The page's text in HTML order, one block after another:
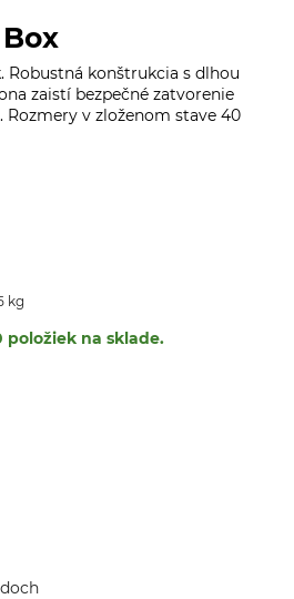
Robustná konštrukcia s dlhou
zaistí bezpečné zatvorenie
Rozmery v zloženom stave 40
kg
položiek na sklade.